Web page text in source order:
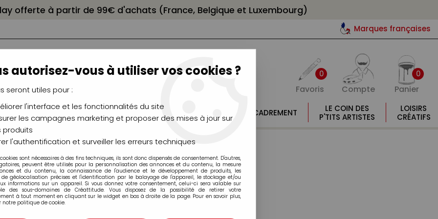
offerte à partir de 99€ d'achats (France, Belgique et Luxembourg)
Marques françaises
0
Favoris Compte
0
Panier
CHÂSSIS
CHEVALETS
AÉROGRAPHIE
MODÉLISME
MOULAGE
ENCADREMENT
LE COIN DES
P'TITS ARTISTES
LOISIRS
CRÉATIFS
Produits de la marque AMI
autorisez-vous à utiliser vos cookies ?
seront utiles pour :
l'interface et les fonctionnalités du site
les campagnes marketing et proposer des mises à jour sur
produits
l'authentification et surveiller les erreurs techniques
sont nécessaires à des fins techniques, ils sont donc dispensés de consentement. D'autres,
peuvent être utilisés pour la personnalisation des annonces et du contenu, la mesure
et du contenu, la connaissance de l'audience et le développement de produits, les
de géolocalisation précises et l'identification par le balayage de l'appareil, le stockage et/ou
informations sur un appareil. Si vous donnez votre consentement, celui-ci sera valable sur
des sous-domaines de Créattitude. Vous disposez de la possibilité de retirer votre
à tout moment en cliquant sur le widget en bas à droite de la page. Pour en savoir plus,
notre politique de cookie.